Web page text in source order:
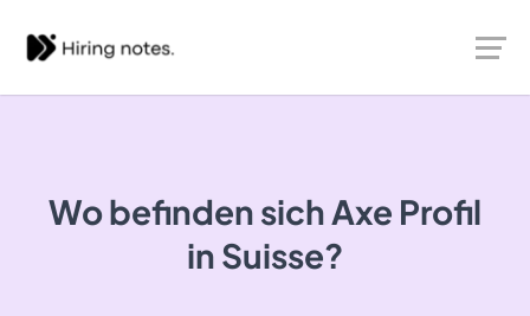
Wo befinden sich Axe Profil
in Suisse?